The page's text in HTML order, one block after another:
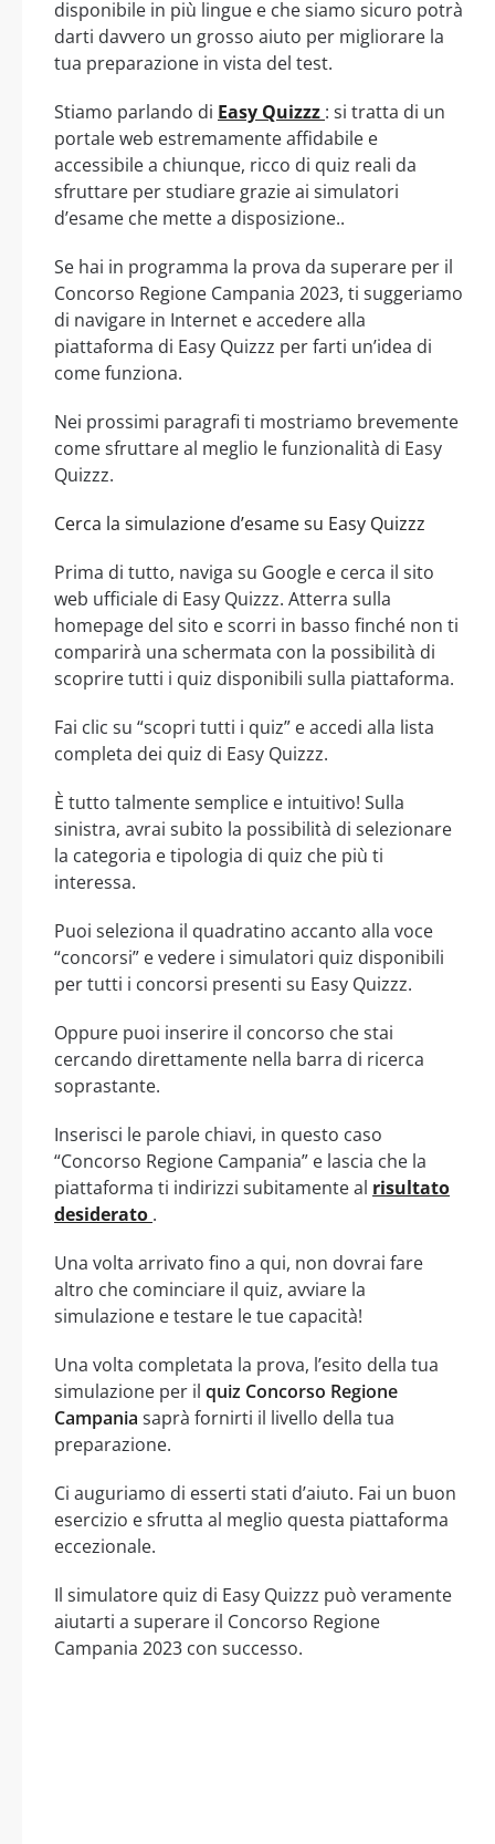
disponibile in più lingue e che siamo sicuro potrà
darti davvero un grosso aiuto per migliorare la
tua preparazione in vista del test.
Stiamo parlando di Easy Quizzz : si tratta di un
portale web estremamente affidabile e
accessibile a chiunque, ricco di quiz reali da
sfruttare per studiare grazie ai simulatori
d’esame che mette a disposizione..
Se hai in programma la prova da superare per il
Concorso Regione Campania 2023, ti suggeriamo
di navigare in Internet e accedere alla
piattaforma di Easy Quizzz per farti un’idea di
come funziona.
Nei prossimi paragrafi ti mostriamo brevemente
come sfruttare al meglio le funzionalità di Easy
Quizzz.
Cerca la simulazione d’esame su Easy Quizzz
Prima di tutto, naviga su Google e cerca il sito
web ufficiale di Easy Quizzz. Atterra sulla
homepage del sito e scorri in basso finché non ti
comparirà una schermata con la possibilità di
scoprire tutti i quiz disponibili sulla piattaforma.
Fai clic su “scopri tutti i quiz” e accedi alla lista
completa dei quiz di Easy Quizzz.
È tutto talmente semplice e intuitivo! Sulla
sinistra, avrai subito la possibilità di selezionare
la categoria e tipologia di quiz che più ti
interessa.
Puoi seleziona il quadratino accanto alla voce
“concorsi” e vedere i simulatori quiz disponibili
per tutti i concorsi presenti su Easy Quizzz.
Oppure puoi inserire il concorso che stai
cercando direttamente nella barra di ricerca
soprastante.
Inserisci le parole chiavi, in questo caso
“Concorso Regione Campania” e lascia che la
piattaforma ti indirizzi subitamente al risultato
desiderato .
Una volta arrivato fino a qui, non dovrai fare
altro che cominciare il quiz, avviare la
simulazione e testare le tue capacità!
Una volta completata la prova, l’esito della tua
simulazione per il quiz Concorso Regione
Campania saprà fornirti il livello della tua
preparazione.
Ci auguriamo di esserti stati d’aiuto. Fai un buon
esercizio e sfrutta al meglio questa piattaforma
eccezionale.
Il simulatore quiz di Easy Quizzz può veramente
aiutarti a superare il Concorso Regione
Campania 2023 con successo.